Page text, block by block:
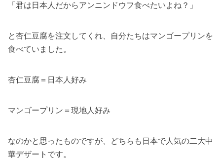
「君は日本人だからアンニンドウフ食べたいよね？」
と杏仁豆腐を注文してくれ、自分たちはマンゴープリンを
食べていました。
杏仁豆腐＝日本人好み
マンゴープリン＝現地人好み
なのかと思ったものですが、どちらも日本で人気の二大中
華デザートです。